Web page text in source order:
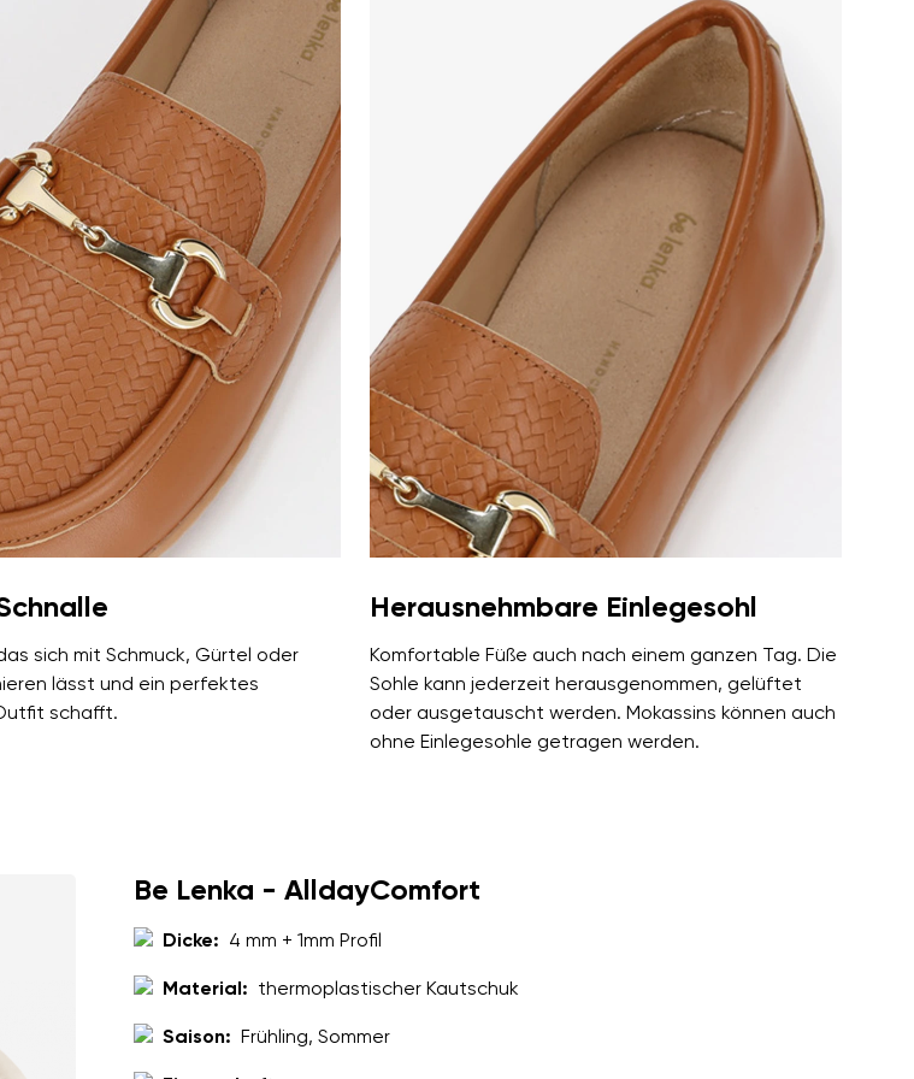
sich mit Schmuck, Gürtel oder
lässt und ein perfektes
schafft.
Herausnehmbare Einlegesohl
Komfortable Füße auch nach einem ganzen Tag. Die
Sohle kann jederzeit herausgenommen, gelüftet
oder ausgetauscht werden. Mokassins können auch
ohne Einlegesohle getragen werden.
Be Lenka - AlldayComfort
Dicke: 4 mm + 1mm Profil
Material: thermoplastischer Kautschuk
Saison: Frühling, Sommer